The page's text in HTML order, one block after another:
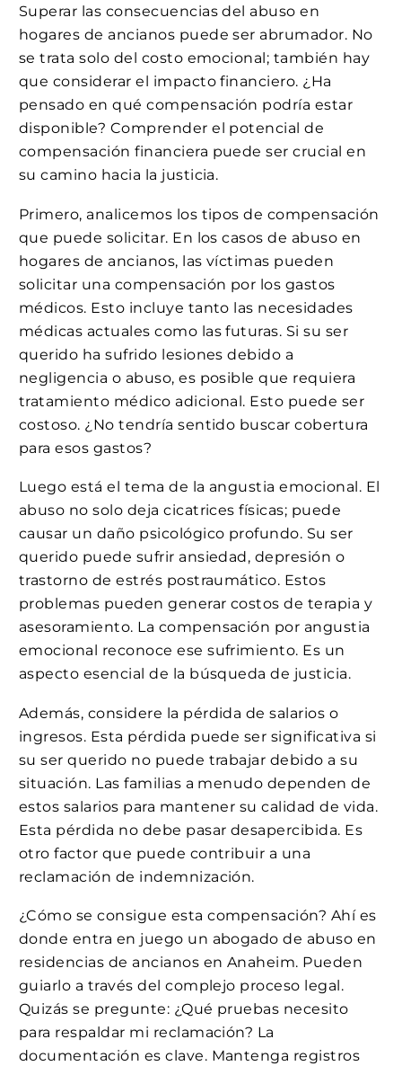
Superar las consecuencias del abuso en
hogares de ancianos puede ser abrumador. No
se trata solo del costo emocional; también hay
que considerar el impacto financiero. ¿Ha
pensado en qué compensación podría estar
disponible? Comprender el potencial de
compensación financiera puede ser crucial en
su camino hacia la justicia.
Primero, analicemos los tipos de compensación
que puede solicitar. En los casos de abuso en
hogares de ancianos, las víctimas pueden
solicitar una compensación por los gastos
médicos. Esto incluye tanto las necesidades
médicas actuales como las futuras. Si su ser
querido ha sufrido lesiones debido a
negligencia o abuso, es posible que requiera
tratamiento médico adicional. Esto puede ser
costoso. ¿No tendría sentido buscar cobertura
para esos gastos?
Luego está el tema de la angustia emocional. El
abuso no solo deja cicatrices físicas; puede
causar un daño psicológico profundo. Su ser
querido puede sufrir ansiedad, depresión o
trastorno de estrés postraumático. Estos
problemas pueden generar costos de terapia y
asesoramiento. La compensación por angustia
emocional reconoce ese sufrimiento. Es un
aspecto esencial de la búsqueda de justicia.
Además, considere la pérdida de salarios o
ingresos. Esta pérdida puede ser significativa si
su ser querido no puede trabajar debido a su
situación. Las familias a menudo dependen de
estos salarios para mantener su calidad de vida.
Esta pérdida no debe pasar desapercibida. Es
otro factor que puede contribuir a una
reclamación de indemnización.
¿Cómo se consigue esta compensación? Ahí es
donde entra en juego un abogado de abuso en
residencias de ancianos en Anaheim. Pueden
guiarlo a través del complejo proceso legal.
Quizás se pregunte: ¿Qué pruebas necesito
para respaldar mi reclamación? La
documentación es clave. Mantenga registros